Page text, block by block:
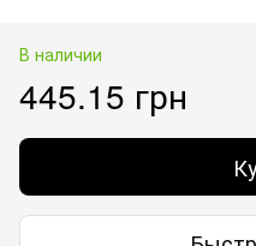
В наличии
445.15 грн